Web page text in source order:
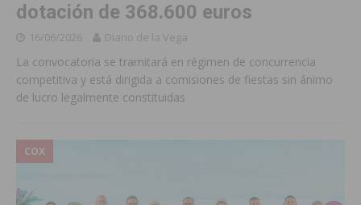
dotación de 368.600 euros
16/06/2026 Diario de la Vega
La convocatoria se tramitará en régimen de concurrencia
competitiva y está dirigida a comisiones de fiestas sin ánimo
de lucro legalmente constituidas
COX